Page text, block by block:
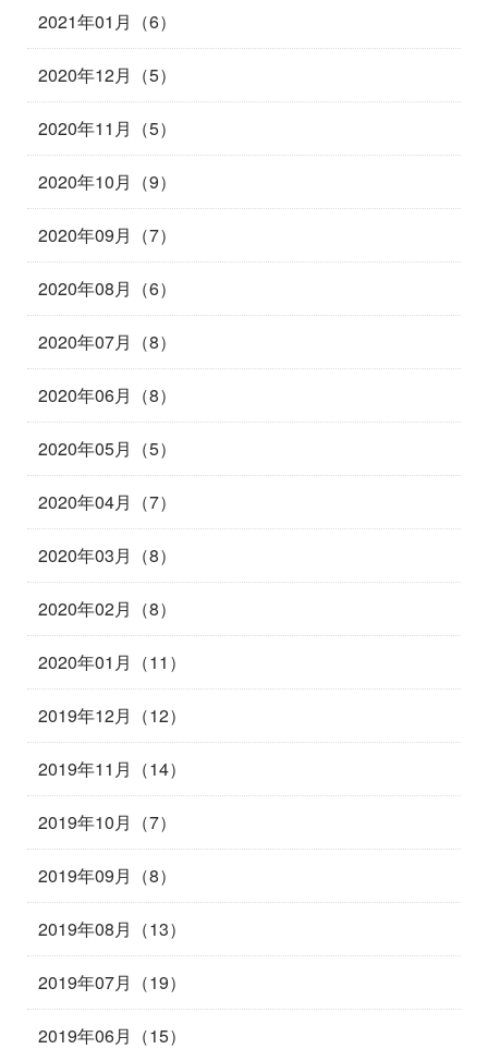
2021年01月（6）
2020年12月（5）
2020年11月（5）
2020年10月（9）
2020年09月（7）
2020年08月（6）
2020年07月（8）
2020年06月（8）
2020年05月（5）
2020年04月（7）
2020年03月（8）
2020年02月（8）
2020年01月（11）
2019年12月（12）
2019年11月（14）
2019年10月（7）
2019年09月（8）
2019年08月（13）
2019年07月（19）
2019年06月（15）